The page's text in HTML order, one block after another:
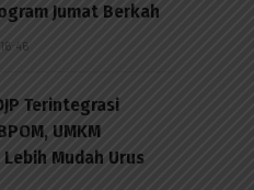
Jumat Berkah
Terintegrasi
UMKM
Mudah Urus